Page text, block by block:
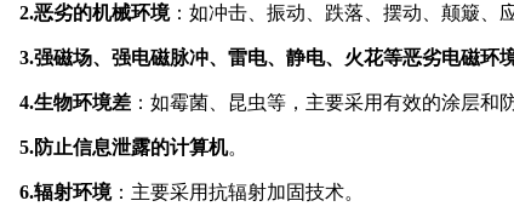
2.恶劣的机械环境：如冲击、振动、跌落、摆动、颠簸、
3.强磁场、强电磁脉冲、雷电、静电、火花等恶劣电磁环
4.生物环境差 ：如霉菌、昆虫等，主要采用有效的涂层和
5.防止信息泄露的计算机。
6.辐射环境：主要采用抗辐射加固技术。